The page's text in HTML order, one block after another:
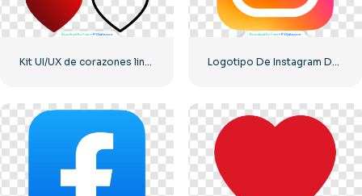
Kit UI/UX de corazones lineales con degradado rojo Logotipo De Instagram Degradado Redondeado